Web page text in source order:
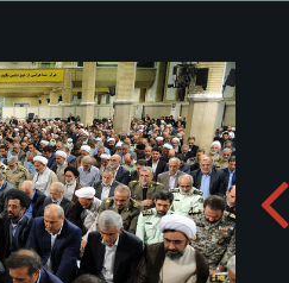
Ramazan ayı dolayısıyla
Albümü indirin: